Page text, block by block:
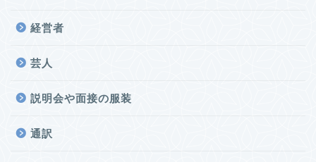
経営者
芸人
説明会や面接の服装
通訳